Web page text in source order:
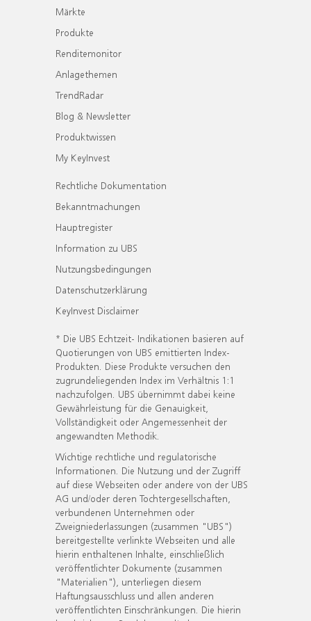
Märkte
Produkte
Renditemonitor
Anlagethemen
TrendRadar
Blog & Newsletter
Produktwissen
My KeyInvest
Rechtliche Dokumentation
Bekanntmachungen
Hauptregister
Information zu UBS
Nutzungsbedingungen
Datenschutzerklärung
KeyInvest Disclaimer
* Die UBS Echtzeit- Indikationen basieren auf
Quotierungen von UBS emittierten Index-
Produkten. Diese Produkte versuchen den
zugrundeliegenden Index im Verhältnis 1:1
nachzufolgen. UBS übernimmt dabei keine
Gewährleistung für die Genauigkeit,
Vollständigkeit oder Angemessenheit der
angewandten Methodik.
Wichtige rechtliche und regulatorische
Informationen. Die Nutzung und der Zugriff
auf diese Webseiten oder andere von der UBS
AG und/oder deren Tochtergesellschaften,
verbundenen Unternehmen oder
Zweigniederlassungen (zusammen "UBS")
bereitgestellte verlinkte Webseiten und alle
hierin enthaltenen Inhalte, einschließlich
veröffentlichter Dokumente (zusammen
"Materialien"), unterliegen diesem
Haftungsausschluss und allen anderen
veröffentlichten Einschränkungen. Die hierin